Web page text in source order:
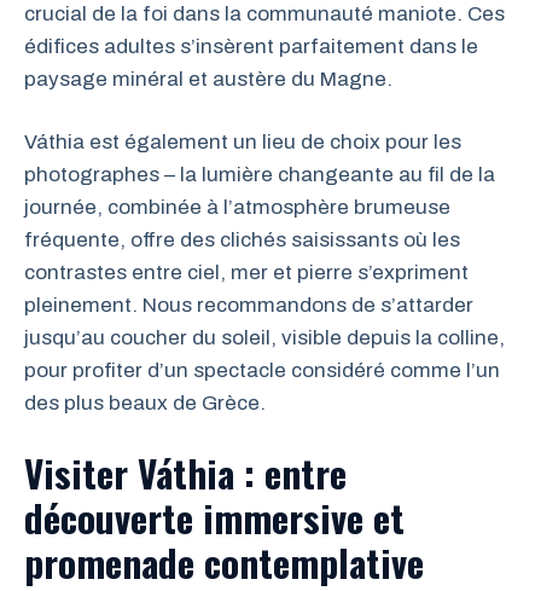
crucial de la foi dans la communauté maniote. Ces
édifices adultes s’insèrent parfaitement dans le
paysage minéral et austère du Magne.
Váthia est également un lieu de choix pour les
photographes – la lumière changeante au fil de la
journée, combinée à l’atmosphère brumeuse
fréquente, offre des clichés saisissants où les
contrastes entre ciel, mer et pierre s’expriment
pleinement. Nous recommandons de s’attarder
jusqu’au coucher du soleil, visible depuis la colline,
pour profiter d’un spectacle considéré comme l’un
des plus beaux de Grèce.
Visiter Váthia : entre
découverte immersive et
promenade contemplative